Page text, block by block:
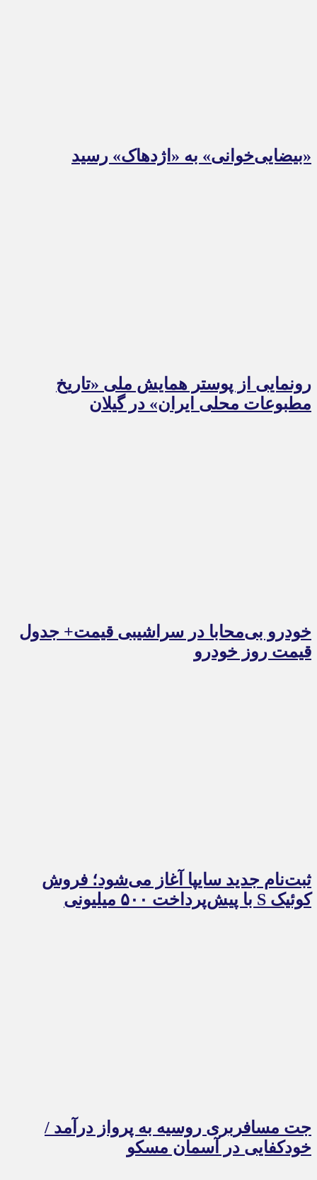
«بیضایی‌خوانی» به «اژدهاک» رسید
رونمایی از پوستر همایش ملی «تاریخ
مطبوعات محلی ایران» در گیلان
خودرو بی‌محابا در سراشیبی قیمت+ جدول
قیمت روز خودرو
ثبت‌نام جدید سایپا آغاز می‌شود؛ فروش
کوئیک S با پیش‌پرداخت ۵۰۰ میلیونی
جت مسافربری روسیه به پرواز درآمد /
خودکفایی در آسمان مسکو